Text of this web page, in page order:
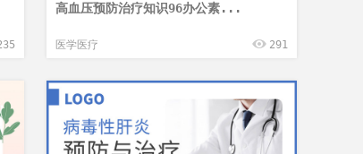
高血压预防治疗知识96办公素...
医学医疗 291